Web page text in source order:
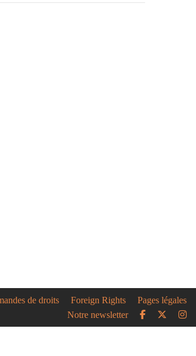
de droits Foreign Rights
Pages légales
Notre newsletter